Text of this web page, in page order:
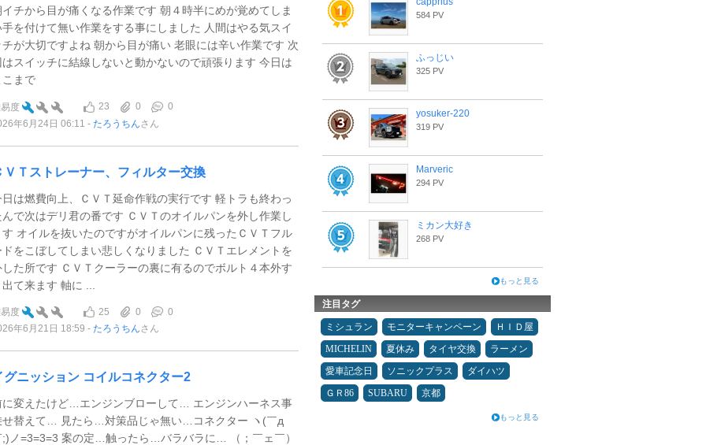
イチから目が痛くなる作業です 朝４時半にめが覚めてしま
手を付けて無い作業をする事にしました 人間はやる気スイ
チが大切ですよね 朝から目が痛い 老眼には辛い作業です 次
はスイッチに結線しないと動かないので頑張ります 今日は
こまで
度 23 0
0
年6月24日 06:11
たろうちんさん
ＶＴストレーナー、フィルター交換
日は燃費向上、ＣＶＴ延命作戦の実行です 軽トラも終わっ
んで次はデリ君の番です ＣＶＴのオイルパンを外し作業し
す オイルを抜いたのですがオイルパンに残ったＣＶＴフル
ドをこぼしてしまい悲しくなりました ＣＶＴエレメントを
した所です ＣＶＴクーラーの裏に有るのでボルト４本外す
て来ます 軸に ...
度 25 0
0
年6月21日 18:59
たろうちんさん
グニッション コイルコネクター2
に変えたけど…エンジンブローして… エンジンハーネス事
せ替えて… 見たら…対策品じゃ無い…コネクター ヽ(￣д
;)ノ=3=3=3 案の定…触ったら…バラバラに… （；￣ェ￣）
584 PV
ふっじい
325 PV
yosuker-220
319 PV
Marveric
294 PV
ミカン大好き
268 PV
もっと見る
注目タグ
ミシュラン モニターキャンペーン
ＨＩＤ屋
MICHELIN
夏休み タイヤ交換
ラーメン
愛車記念日
ソニックプラス
ダイハツ
ＧＲ86
SUBARU 京都
もっと見る